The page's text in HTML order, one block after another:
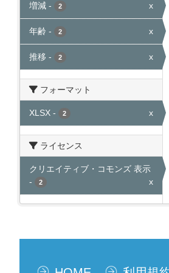
増減 - 2 x
年齢 - 2 x
推移 - 2 x
フォーマット
XLSX - 2 x
ライセンス
クリエイティブ・コモンズ 表示
-
2 x